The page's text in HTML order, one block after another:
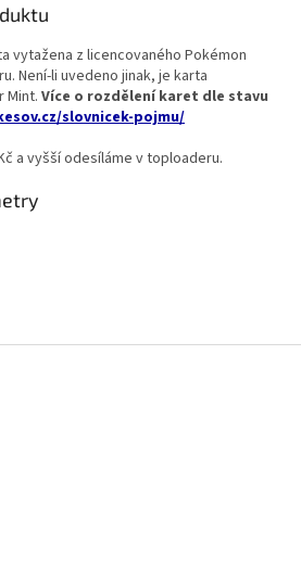
vytažena z licencovaného Pokémon
Není-li uvedeno jinak, je karta
Mint. Více o rozdělení karet dle stavu
slovnicek-pojmu/
a vyšší odesíláme v toploaderu.